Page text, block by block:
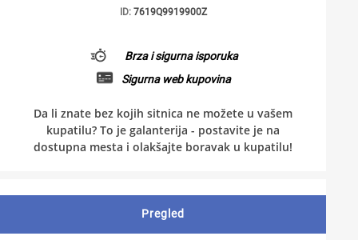
ID: 7619Q9919900Z
Brza i sigurna isporuka
Sigurna web kupovina
Da li znate bez kojih sitnica ne možete u vašem
kupatilu? To je galanterija - postavite je na
dostupna mesta i olakšajte boravak u kupatilu!
Pregled